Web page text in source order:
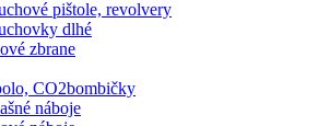
pištole, revolvery
dlhé
zbrane
CO2bombičky
náboje